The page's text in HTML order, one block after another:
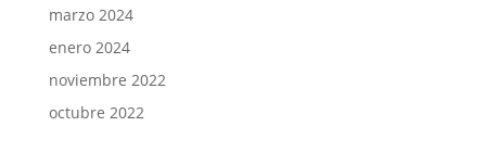
marzo 2024
enero 2024
noviembre 2022
octubre 2022